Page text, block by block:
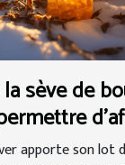
sève de
l'hiver ?
apporte son lot